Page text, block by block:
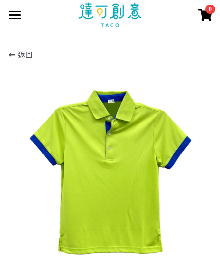
0
訂製資訊
印刷方式
常見問題
短袖T恤
長短POLO衫
長袖T恤
聯繫我們
報價表單
客戶案例
公司企業
學生社團
活動團體
完全訂製
商城直購
返回
×
商品分類
所有商品分類